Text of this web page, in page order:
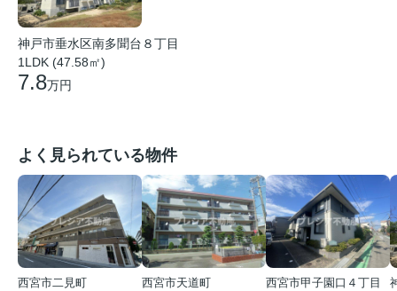
神戸市垂水区南多聞台８丁目
1LDK (47.58㎡)
7.8万円
よく見られている物件
西宮市二見町
西宮市天道町
西宮市甲子園口４丁目